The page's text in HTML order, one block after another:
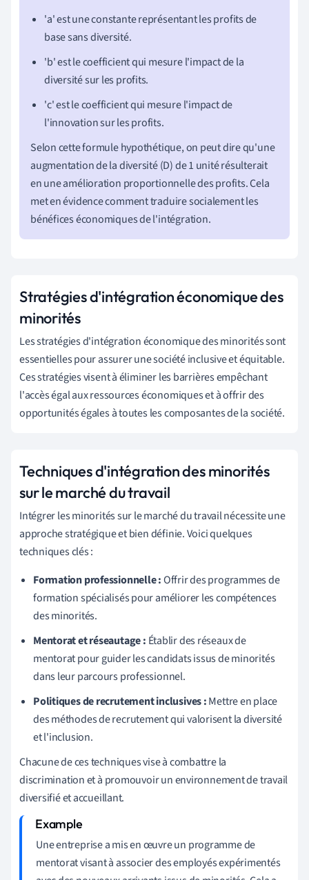
'a' est une constante représentant les profits de
base sans diversité.
'b' est le coefficient qui mesure l'impact de la
diversité sur les profits.
'c' est le coefficient qui mesure l'impact de
l'innovation sur les profits.
Selon cette formule hypothétique, on peut dire qu'une
augmentation de la diversité (D) de 1 unité résulterait
en une amélioration proportionnelle des profits. Cela
met en évidence comment traduire socialement les
bénéfices économiques de l'intégration.
Stratégies d'intégration économique des
minorités
Les stratégies d'intégration économique des minorités sont
essentielles pour assurer une société inclusive et équitable.
Ces stratégies visent à éliminer les barrières empêchant
l'accès égal aux ressources économiques et à offrir des
opportunités égales à toutes les composantes de la société.
Techniques d'intégration des minorités
sur le marché du travail
Intégrer les minorités sur le marché du travail nécessite une
approche stratégique et bien définie. Voici quelques
techniques clés :
Formation professionnelle :Offrir des programmes de
formation spécialisés pour améliorer les compétences
des minorités.
Mentorat et réseautage : Établir des réseaux de
mentorat pour guider les candidats issus de minorités
dans leur parcours professionnel.
Politiques de recrutement inclusives :Mettre en place
des méthodes de recrutement qui valorisent la diversité
et l'inclusion.
Chacune de ces techniques vise à combattre la
discrimination et à promouvoir un environnement de travail
diversifié et accueillant.
Une entreprise a mis en œuvre un programme de
mentorat visant à associer des employés expérimentés